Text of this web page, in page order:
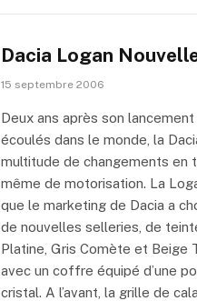
Dacia Logan
15 septembre 2006
Deux ans après son
écoulés dans le monde, la
multitude de changements en
même de motorisation. La
que le marketing de Dacia a
de nouvelles selleries, de
Platine, Gris Comète et Beige
avec un coffre équipé d’une
cristal. A l’avant, la grille de